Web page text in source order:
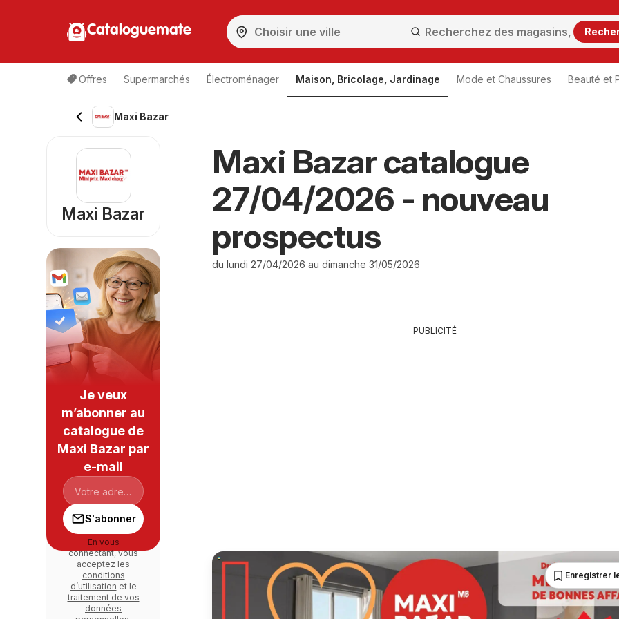
Cataloguemate
Offres Supermarchés Électroménager Maison, Bricolage, Jardinage Mode et Chaussures Beauté et
Maxi Bazar
Maxi Bazar catalogue
27/04/2026 - nouveau
prospectus
du lundi 27/04/2026 au dimanche 31/05/2026
PUBLICITÉ
Enregistrer
Maxi Bazar
Je veux
m’abonner au
catalogue de
Maxi Bazar par
e-mail
S'abonner
En vous
connectant, vous
acceptez les
conditions
d’utilisation et le
traitement de vos
données